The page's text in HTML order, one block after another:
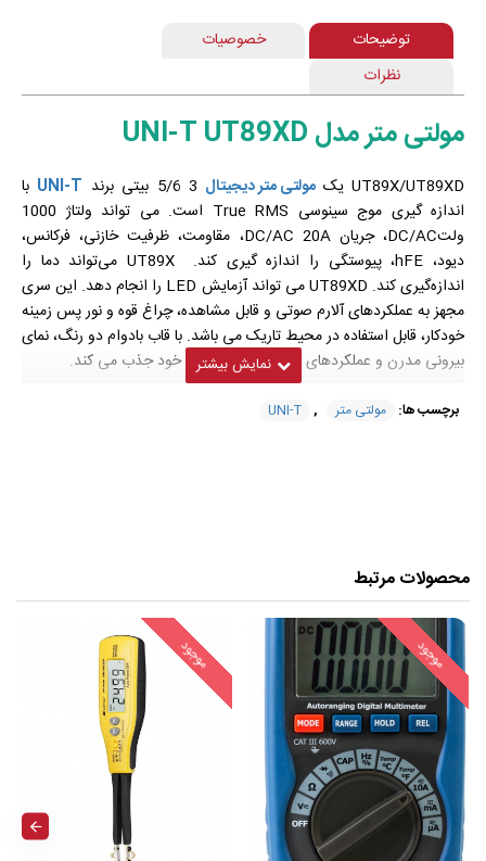
توضیحات
خصوصیات
نظرات
مولتی متر مدل UNI-T UT89XD
UT89X/UT89XD یک مولتی متر دیجیتال UNI-T با
اندازه گیری موج سینوسی True RMS است. می تواند ولتاژ 1000
ولتDC/AC، جریان DC/AC 20A، مقاومت، ظرفیت خازنی، فرکانس،
دیود، hFE، پیوستگی را اندازه گیری کند. UT89X می‌تواند دما را
اندازه‌گیری کند. UT89XD می تواند آزمایش LED را انجام دهد. این سری
مجهز به عملکردهای آلارم صوتی و قابل مشاهده، چراغ قوه و نور پس زمینه
خودکار، قابل استفاده در محیط تاریک می باشد. با قاب بادوام دو رنگ، نمای
بیرونی مدرن و عملکردهای متعدد، کاربران را به خود جذب می کند.
تست NCV
اندازه گیری LED
دارای زنگ صوتی/بصری
دارای نشانگر شارژ خازن
طراحی ارگونومیک
چراغ قوه; نور پس زمینه خودکار
ولتاژ 600mV/6V/60V/600V/1000V :DC
ولتاژ6V/60V/600V/1000V :AC
جریان 60μA/6mA/60mA/600mA/20A :DC
جریان 60mA/600mA/20A :AC
مقاومت: 600Ω/6kΩ/60kΩ/600kΩ/6MΩ/60MΩ
ظرفیت:
برچسب ها: مولتی متر ,
UNI-T
محصولات مرتبط
موجود موجود